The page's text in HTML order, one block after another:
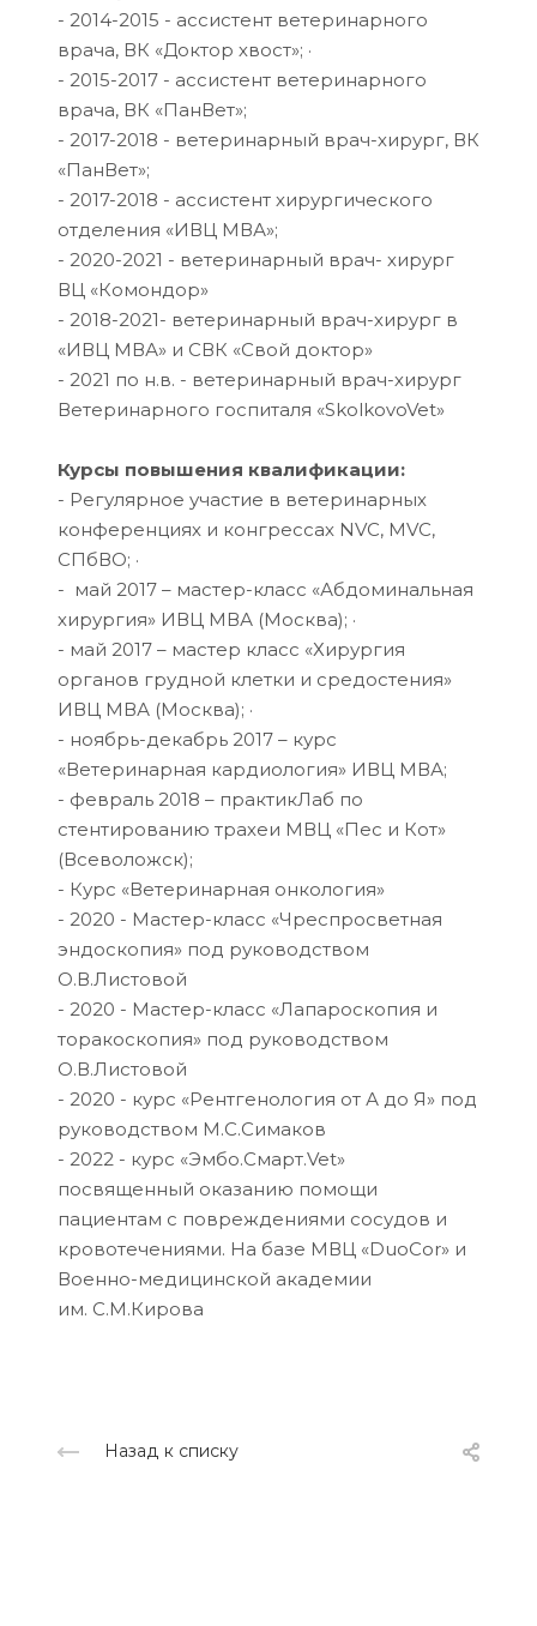
- 2014-2015 - ассистент ветеринарного
врача, ВК «Доктор хвост»; ·
- 2015-2017 - ассистент ветеринарного
врача, ВК «ПанВет»;
- 2017-2018 - ветеринарный врач-хирург, ВК
«ПанВет»;
- 2017-2018 - ассистент хирургического
отделения «ИВЦ МВА»;
- 2020-2021 - ветеринарный врач- хирург
ВЦ «Комондор»
- 2018-2021- ветеринарный врач-хирург в
«ИВЦ МВА» и СВК «Свой доктор»
- 2021 по н.в. - ветеринарный врач-хирург
Ветеринарного госпиталя «SkolkovoVet»
Курсы повышения квалификации:
- Регулярное участие в ветеринарных
конференциях и конгрессах NVC, MVC,
СПбВО; ·
- май 2017 – мастер-класс «Абдоминальная
хирургия» ИВЦ МВА (Москва); ·
- май 2017 – мастер класс «Хирургия
органов грудной клетки и средостения»
ИВЦ МВА (Москва); ·
- ноябрь-декабрь 2017 – курс
«Ветеринарная кардиология» ИВЦ МВА;
- февраль 2018 – практикЛаб по
стентированию трахеи МВЦ «Пес и Кот»
(Всеволожск);
- Курс «Ветеринарная онкология»
- 2020 - Мастер-класс «Чреспросветная
эндоскопия» под руководством
О.В.Листовой
- 2020 - Мастер-класс «Лапароскопия и
торакоскопия» под руководством
О.В.Листовой
- 2020 - курс «Рентгенология от А до Я» под
руководством М.С.Симаков
- 2022 - курс «Эмбо.Смарт.Vet»
посвященный оказанию помощи
пациентам с повреждениями сосудов и
кровотечениями. На базе МВЦ «DuoCor» и
Военно-медицинской академии
им. С.М.Кирова
Назад к списку